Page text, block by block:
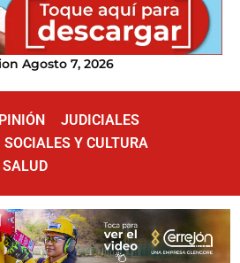
Agosto 7, 2026
JUDICIALES
SOCIALES Y CULTURA
SALUD